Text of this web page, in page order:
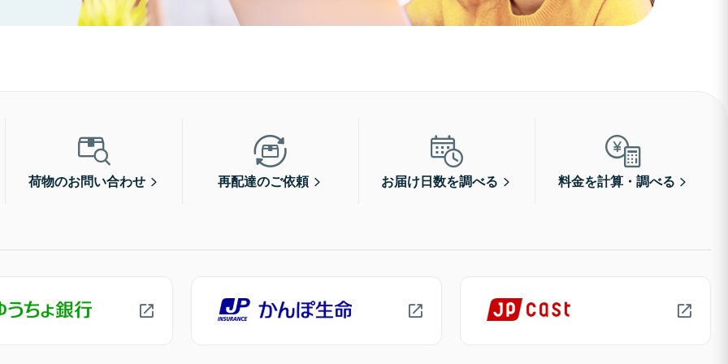
荷物のお問い合わせ 再配達のご依頼 お届け日数を調べる 料金を計算・調べる